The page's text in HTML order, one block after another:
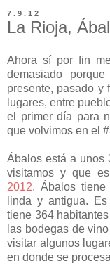
7.9.12
La Rioja,
Ahora sí por fin
demasiado
presente, pasado y
lugares, entre
el primer día para
que volvimos en el
Ábalos está a unos
visitamos y que es
2012. Ábalos
linda y antigua.
tiene 364
las bodegas de
visitar algunos
en donde se